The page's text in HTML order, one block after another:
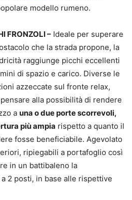
modello rumeno.
FRONZOLI – Ideale per superare
che la strada propone, la
raggiunge picchi eccellenti
di spazio e carico. Diverse le
azzeccate sul fronte relax,
alla possibilità di rendere
a una o due porte scorrevoli,
più ampia rispetto a quanto il
fosse beneficiabile. Agevolato
ripiegabili a portafoglio così
in un battibaleno la
2 posti, in base alle rispettive